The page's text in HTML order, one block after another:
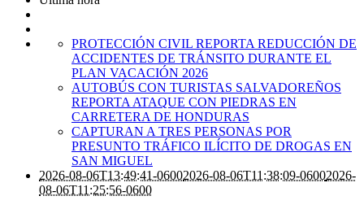
PROTECCIÓN CIVIL REPORTA REDUCCIÓN DE
ACCIDENTES DE TRÁNSITO DURANTE EL
PLAN VACACIÓN 2026
AUTOBÚS CON TURISTAS SALVADOREÑOS
REPORTA ATAQUE CON PIEDRAS EN
CARRETERA DE HONDURAS
CAPTURAN A TRES PERSONAS POR
PRESUNTO TRÁFICO ILÍCITO DE DROGAS EN
SAN MIGUEL
2026-08-06T13:49:41-06002026-08-06T11:38:09-06002026-
08-06T11:25:56-0600